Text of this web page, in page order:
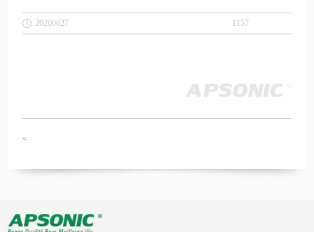
20200627 1157
<